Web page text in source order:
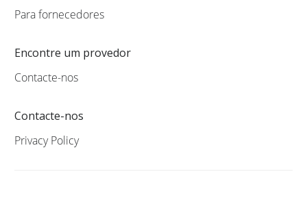
Para fornecedores
Encontre um provedor
Contacte-nos
Contacte-nos
Privacy Policy